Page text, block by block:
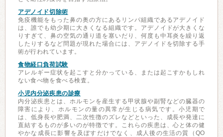
アデノイド切除術
免疫機能をもった鼻の奥の方にあるリンパ組織であるアデノイド
は、誰でも幼少期に大きくなる組織です。アデノイドが大きくな
りすぎて、鼻の空気の通り道を塞いだり、何度も中耳炎を繰り返
したりするなど問題が現れた場合には、アデノイドを切除する手
術が行われています。
食物経口負荷試験
アレルギー症状を起こすと分かっている、または起こすかもしれ
ない食べ物を食べる検査。
小児内分泌疾患の診療
内分泌疾患とは、ホルモンを産生する甲状腺や副腎などの臓器の
障害により、ホルモンの量の異常が生じる病気です。小児期で
は、低身長や肥満、二次性徴のズレなどといった、成長や発達に
直結するものが多いのが特徴です。これらの疾患は、心と体の健
やかな成長に影響を及ぼすだけでなく、成人後の生活の質（QO